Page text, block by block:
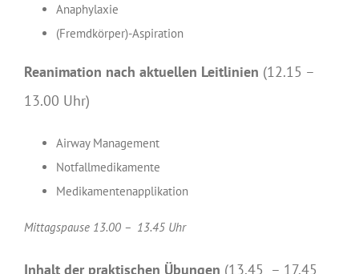
Anaphylaxie
(Fremdkörper)-Aspiration
Reanimation nach aktuellen Leitlinien (12.15 –
13.00 Uhr)
Airway Management
Notfallmedikamente
Medikamentenapplikation
Mittagspause 13.00 – 13.45 Uhr
Inhalt der praktischen Übungen (13.45 – 17.45